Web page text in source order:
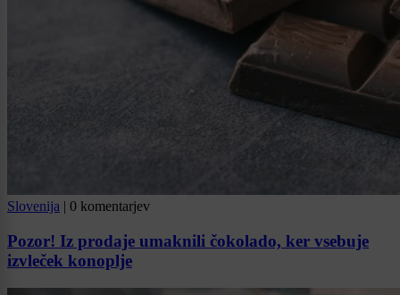
Slovenija 0 komentarjev
Pozor! Iz prodaje umaknili čokolado, ker vsebuje
izvleček konoplje